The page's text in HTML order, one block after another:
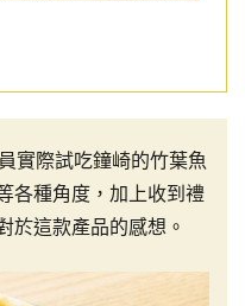
實際試吃鐘崎的竹葉魚
各種角度，加上收到禮
於這款產品的感想。